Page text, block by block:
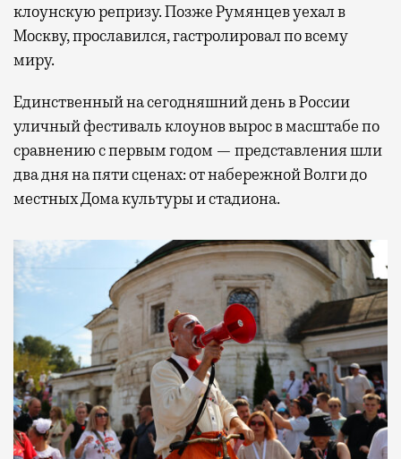
клоунскую репризу. Позже Румянцев уехал в
Москву, прославился, гастролировал по всему
миру.
Единственный на сегодняшний день в России
уличный фестиваль клоунов вырос в масштабе по
сравнению с первым годом — представления шли
два дня на пяти сценах: от набережной Волги до
местных Дома культуры и стадиона.